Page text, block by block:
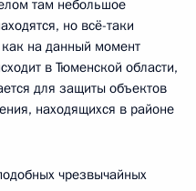
там небольшое
но всё-таки
на данный момент
в Тюменской области,
для защиты объектов
находящихся в районе
чрезвычайных